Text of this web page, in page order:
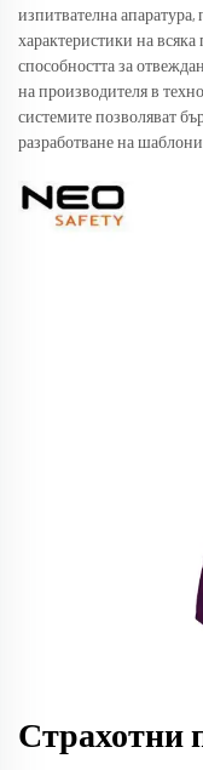
изпитвателна
характеристики на
способността за
на производителя в
системите позволяват
разработване на
Страхотни